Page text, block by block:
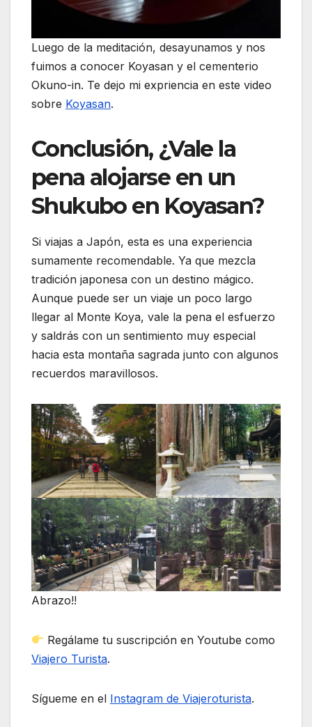
Luego de la meditación, desayunamos y nos
fuimos a conocer Koyasan y el cementerio
Okuno-in. Te dejo mi expriencia en este video
sobre Koyasan.
Conclusión, ¿Vale la
pena alojarse en un
Shukubo en Koyasan?
Si viajas a Japón, esta es una experiencia
sumamente recomendable. Ya que mezcla
tradición japonesa con un destino mágico.
Aunque puede ser un viaje un poco largo
llegar al Monte Koya, vale la pena el esfuerzo
y saldrás con un sentimiento muy especial
hacia esta montaña sagrada junto con algunos
recuerdos maravillosos.
Abrazo!!
Regálame tu suscripción en Youtube como
Viajero Turista.
Sígueme en el Instagram de Viajeroturista.